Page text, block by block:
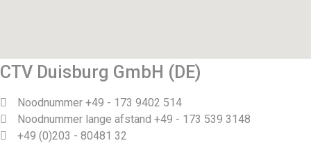
CTV Duisburg GmbH (DE)
Noodnummer +49 - 173 9402 514
Noodnummer lange afstand +49 - 173 539 3148
+49 (0)203 - 80481 32